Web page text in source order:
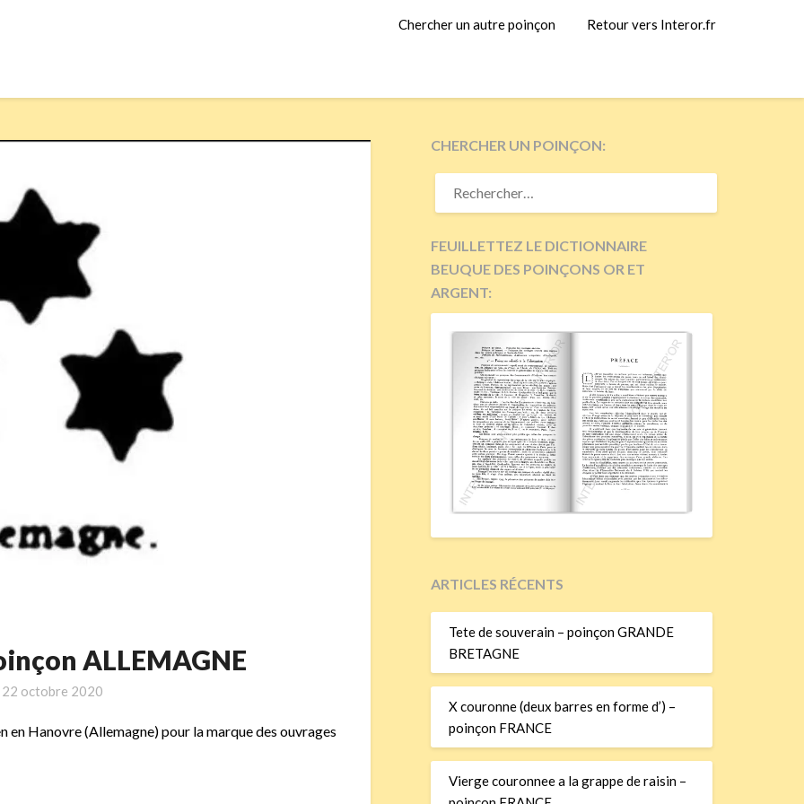
Chercher un autre poinçon Retour vers Interor.fr
ALLEMAGNE
22 octobre 2020
en Hanovre (Allemagne) pour la marque des ouvrages
CHERCHER UN POINÇON:
RECHERCHER :
FEUILLETTEZ LE DICTIONNAIRE
BEUQUE DES POINÇONS OR ET
ARGENT:
ARTICLES RÉCENTS
Tete de souverain – poinçon GRANDE
BRETAGNE
X couronne (deux barres en forme d’) –
poinçon FRANCE
Vierge couronnee a la grappe de raisin –